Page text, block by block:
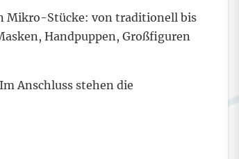
Mikro-Stücke: von traditionell bis
Handpuppen, Großfiguren
Anschluss stehen die